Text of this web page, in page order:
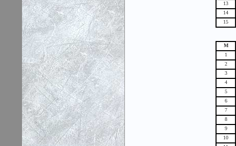
13
14
15
М
1
2
3
4
5
6
7
8
9
10